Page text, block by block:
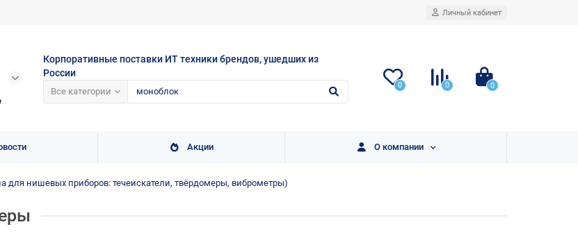
Личный кабинет
Корпоративные поставки ИТ техники брендов, ушедших из
России
Все категории
0 0 0
Акции О компании
для нишевых приборов: течеискатели, твёрдомеры, виброметры)